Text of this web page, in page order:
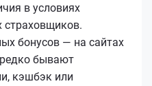
в условиях
страховщиков.
бонусов — на сайтах
бывают
кэшбэк или